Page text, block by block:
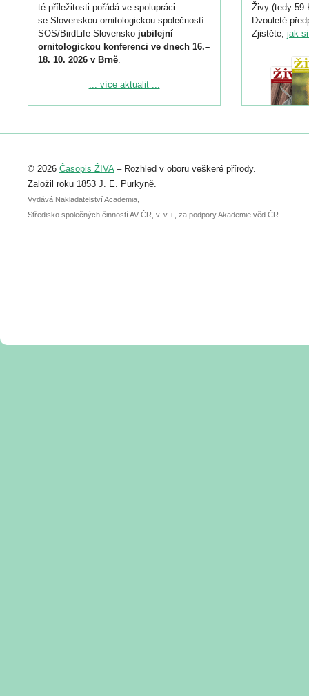
té příležitosti pořádá ve spolupráci
se Slovenskou ornitologickou společností
SOS/BirdLife Slovensko jubilejní
ornitologickou konferenci ve dnech 16.–
18. 10. 2026 v Brně.
Podrobnější informace ke konferenci
Registrovat se můžete do 6. září.
abstraktu přihlášené přednášky nebo
posteru je už 30. června.
... více aktualit ...
Živy (tedy 59
Dvouleté
Zjistěte, jak
© 2026 Časopis ŽIVA– Rozhled v oboru veškeré přírody.
Založil roku 1853 J. E. Purkyně.
Vydává Nakladatelství Academia,
Středisko společných činností AV ČR, v. v. i., za podpory Akademie věd ČR.